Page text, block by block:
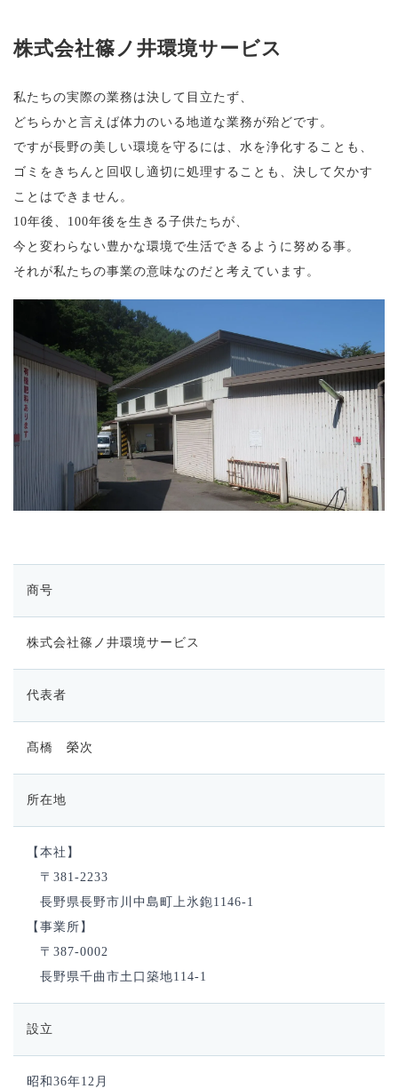
株式会社篠ノ井環境サービス
私たちの実際の業務は決して目立たず、
どちらかと言えば体力のいる地道な業務が殆どです。
ですが長野の美しい環境を守るには、水を浄化することも、
ゴミをきちんと回収し適切に処理することも、決して欠かす
ことはできません。
10年後、100年後を生きる子供たちが、
今と変わらない豊かな環境で生活できるように努める事。
それが私たちの事業の意味なのだと考えています。
商号
株式会社篠ノ井環境サービス
代表者
髙橋 榮次
所在地
【本社】
〒381-2233
長野県長野市川中島町上氷鉋1146-1
【事業所】
〒387-0002
長野県千曲市土口築地114-1
設立
昭和36年12月